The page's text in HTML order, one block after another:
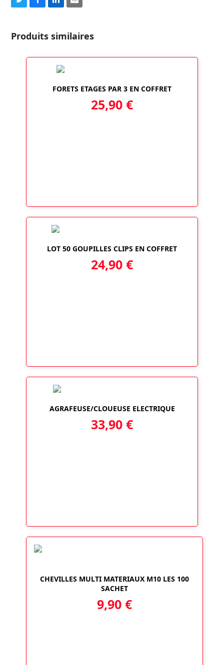
Share
Twitter
Share
Facebook
Share
LinkedIn
Share
Email
Produits similaires
FORETS ETAGES PAR 3 EN COFFRET
25,90 €
LOT 50 GOUPILLES CLIPS EN COFFRET
24,90 €
AGRAFEUSE/CLOUEUSE ELECTRIQUE
33,90 €
CHEVILLES MULTI MATERIAUX M10 LES 100
SACHET
9,90 €